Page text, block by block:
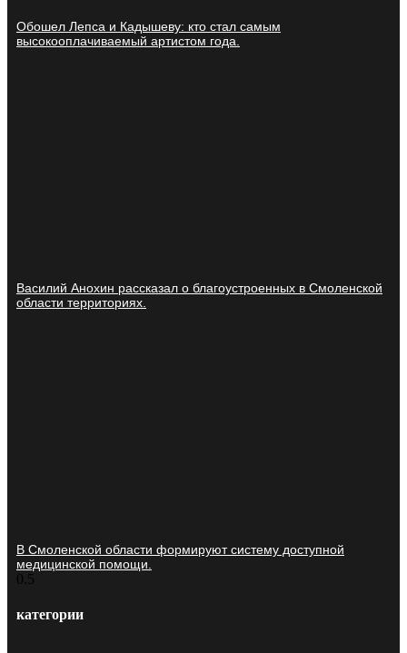
Обошел Лепса и Кадышеву: кто стал самым
высокооплачиваемый артистом года.
Василий Анохин рассказал о благоустроенных в Смоленской
области территориях.
В Смоленской области формируют систему доступной
медицинской помощи.
категории